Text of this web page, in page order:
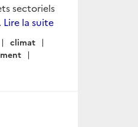
sectoriels
Lire la suite
climat